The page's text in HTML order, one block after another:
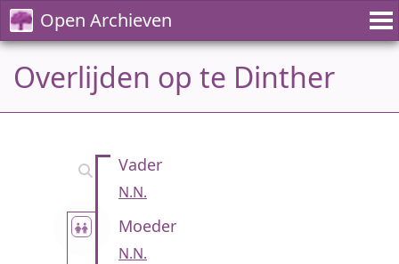
Open Archieven
Overlijden op te Dinther
Vader
N.N.
Moeder
N.N.